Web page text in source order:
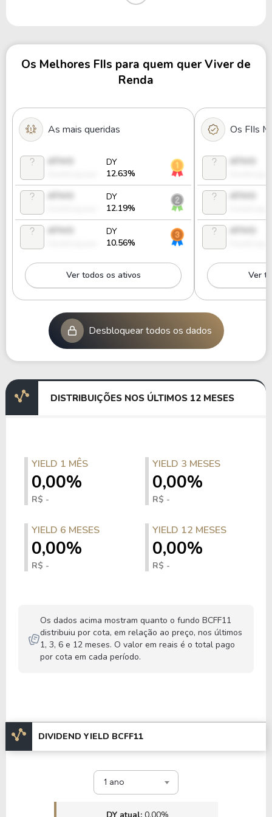
OUFF11 0% 0.78 142,52
CRFF11
Os Melhores FIIs para quem quer Viver de
Renda
As mais queridas
DY
12.63%
DY
12.19%
DY
10.56%
Ver todos os ativos
Os FIIs
Ver
Desbloquear todos os dados
DISTRIBUIÇÕES NOS ÚLTIMOS 12 MESES
YIELD 1 MÊS
0,00%
R$ -
YIELD 3 MESES
0,00%
R$ -
YIELD 6 MESES
0,00%
R$ -
YIELD 12 MESES
0,00%
R$ -
Os dados acima mostram quanto o fundo BCFF11
distribuiu por cota, em relação ao preço, nos últimos
1, 3, 6 e 12 meses. O valor em reais é o total pago
por cota em cada período.
DIVIDEND YIELD BCFF11
1 ano